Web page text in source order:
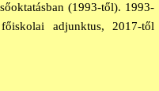
(1993-től). 1993-
adjunktus, 2017-től